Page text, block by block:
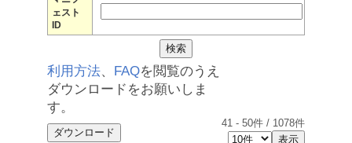
ェスト
ID
利用方法、 FAQを閲覧のうえ
ダウンロードをお願いしま
す。
41 - 50件 / 1078件